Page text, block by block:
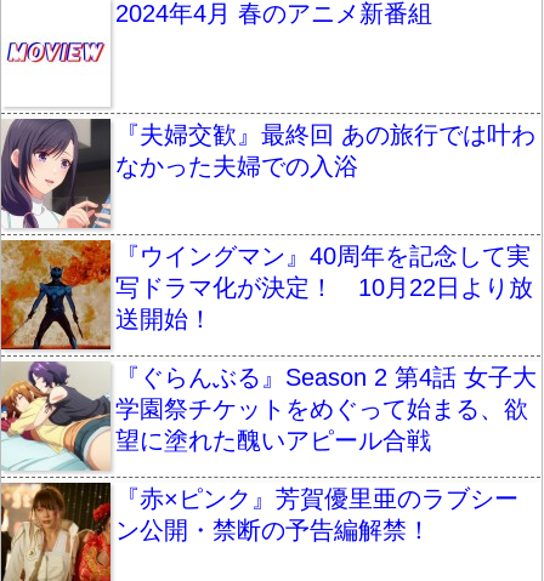
2024年4月 春のアニメ新番組
『夫婦交歓』最終回 あの旅行では叶わ
なかった夫婦での入浴
『ウイングマン』40周年を記念して実
写ドラマ化が決定！ 10月22日より放
送開始！
『ぐらんぶる』Season 2 第4話 女子大
学園祭チケットをめぐって始まる、欲
望に塗れた醜いアピール合戦
『赤×ピンク』芳賀優里亜のラブシー
ン公開・禁断の予告編解禁！